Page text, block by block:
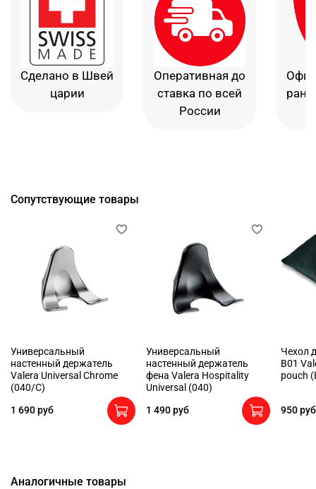
Сделано в Швей
царии
Оперативная до
ставка по всей
России
Сопутствующие товары
Универсальный
настенный держатель
Valera Universal Chrome
(040/C)
1 690 руб
Универсальный
настенный держатель
фена Valera Hospitality
Universal (040)
1 490 руб
Чехол
B01
pouch
950 руб
Аналогичные товары